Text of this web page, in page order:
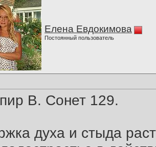
Елена Евдокимова
Постоянный пользователь
В. Сонет 129.
духа и стыда